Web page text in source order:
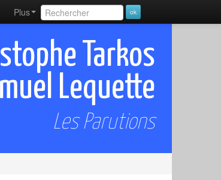
Plus
Tarkos
Lequette
Les Parutions